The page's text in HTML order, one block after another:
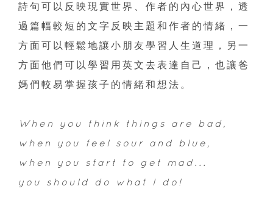
詩句可以反映現實世界、作者的內心世界，透
過篇幅較短的文字反映主題和作者的情緒，一
方面可以輕鬆地讓小朋友學習人生道理，另一
方面他們可以學習用英文去表達自己，也讓爸
媽們較易掌握孩子的情緒和想法。
When you think things are bad,
when you feel sour and blue,
when you start to get mad...
you should do what I do!